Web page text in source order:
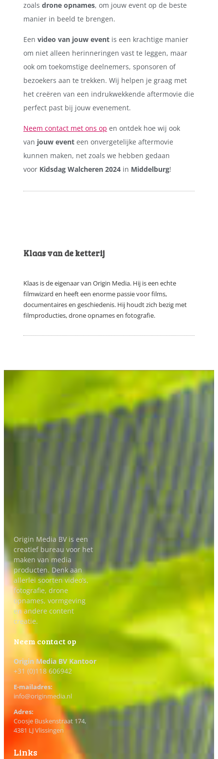
zoals drone opnames, om jouw event op de beste
manier in beeld te brengen.
Een video van jouw event is een krachtige manier
om niet alleen herinneringen vast te leggen, maar
ook om toekomstige deelnemers, sponsoren of
bezoekers aan te trekken. Wij helpen je graag met
het creëren van een indrukwekkende aftermovie die
perfect past bij jouw evenement.
Neem contact met ons op en ontdek hoe wij ook
van jouw event een onvergetelijke aftermovie
kunnen maken, net zoals we hebben gedaan
voor Kidsdag Walcheren 2024 in Middelburg!
Klaas van de ketterij
Klaas is de eigenaar van Origin Media. Hij is een echte
filmwizard en heeft een enorme passie voor films,
documentaires en geschiedenis. Hij houdt zich bezig met
filmproducties, drone opnames en fotografie.
Origin Media BV is een
creatief bureau voor het
maken van media
producten. Denk aan
allerlei soorten video’s,
fotografie, drone
opnames, vormgeving
en andere content
creatie.
Neem contact op
Origin Media BV Kantoor
+31 (0)118 606942
E-mailadres:
info@originmedia.nl
Adres:
Coosje Buskenstraat 174,
4381 LJ Vlissingen
Links